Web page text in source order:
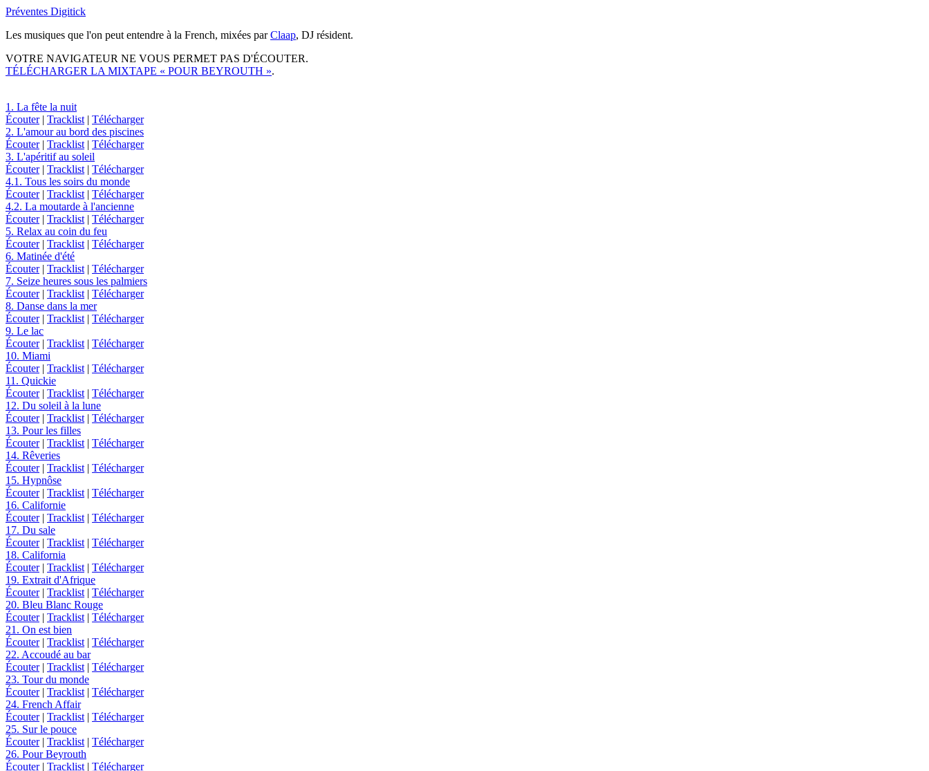
Préventes Digitick
Les musiques que l'on peut entendre à la French, mixées parClaap, DJ résident.
VOTRE NAVIGATEUR NE VOUS PERMET PAS D'ÉCOUTER.
TÉLÉCHARGER LA MIXTAPE « POUR BEYROUTH ».
1. La fête la nuit
Écouter| Tracklist | Télécharger
2. L'amour au bord des piscines
Écouter| Tracklist | Télécharger
3. L'apéritif au soleil
Écouter| Tracklist | Télécharger
4.1. Tous les soirs du monde
Écouter| Tracklist | Télécharger
4.2. La moutarde à l'ancienne
Écouter| Tracklist | Télécharger
5. Relax au coin du feu
Écouter| Tracklist | Télécharger
6. Matinée d'été
Écouter| Tracklist | Télécharger
7. Seize heures sous les palmiers
Écouter| Tracklist | Télécharger
8. Danse dans la mer
Écouter| Tracklist | Télécharger
9. Le lac
Écouter| Tracklist | Télécharger
10. Miami
Écouter| Tracklist | Télécharger
11. Quickie
Écouter| Tracklist | Télécharger
12. Du soleil à la lune
Écouter| Tracklist | Télécharger
13. Pour les filles
Écouter| Tracklist | Télécharger
14. Rêveries
Écouter| Tracklist | Télécharger
15. Hypnôse
Écouter| Tracklist | Télécharger
16. Californie
Écouter| Tracklist | Télécharger
17. Du sale
Écouter| Tracklist | Télécharger
18. California
Écouter| Tracklist | Télécharger
19. Extrait d'Afrique
Écouter| Tracklist | Télécharger
20. Bleu Blanc Rouge
Écouter| Tracklist | Télécharger
21. On est bien
Écouter| Tracklist | Télécharger
22. Accoudé au bar
Écouter| Tracklist | Télécharger
23. Tour du monde
Écouter| Tracklist | Télécharger
24. French Affair
Écouter| Tracklist | Télécharger
25. Sur le pouce
Écouter| Tracklist | Télécharger
26. Pour Beyrouth
Écouter| Tracklist | Télécharger